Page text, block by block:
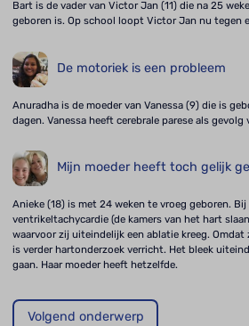
Bart is de vader van Victor Jan (11) die na 25
geboren is. Op school loopt Victor Jan nu tegen
De motoriek is een probleem
Anuradha is de moeder van Vanessa (9) die is
dagen. Vanessa heeft cerebrale parese als
Mijn moeder heeft toch gelijk
Anieke (18) is met 24 weken te vroeg geboren.
ventrikeltachycardie (de kamers van het hart
waarvoor zij uiteindelijk een ablatie kreeg.
is verder hartonderzoek verricht. Het bleek
gaan. Haar moeder heeft hetzelfde.
Volgend onderwerp